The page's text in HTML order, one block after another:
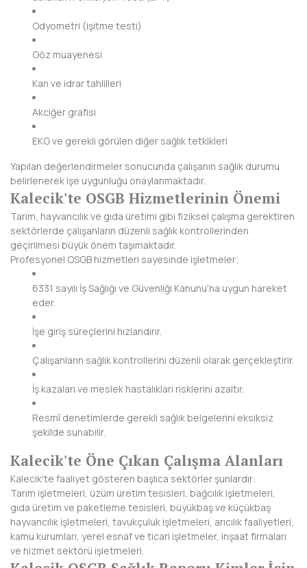
KIRKLARELİ
KIRŞEHİR
KOCAELİ
KONYA
KÜTAHYA
MANİSA
MARDİN
MERSİN
MUĞLA
MUŞ
NEVŞEHİR
NİĞDE
ORDU
OSMANİYE
SAKARYA
SAMSUN
SİİRT
SİNOP
Odyometri (işitme testi)
Göz muayenesi
Kan ve idrar tahlilleri
Akciğer grafisi
EKG ve gerekli görülen diğer sağlık tetkikleri
Yapılan değerlendirmeler sonucunda çalışanın sağlık durumu
belirlenerek işe uygunluğu onaylanmaktadır.
Kalecik'te OSGB Hizmetlerinin Önemi
Tarım, hayvancılık ve gıda üretimi gibi fiziksel çalışma gerektiren
sektörlerde çalışanların düzenli sağlık kontrollerinden
geçirilmesi büyük önem taşımaktadır.
Profesyonel OSGB hizmetleri sayesinde işletmeler;
6331 sayılı İş Sağlığı ve Güvenliği Kanunu'na uygun hareket
eder.
İşe giriş süreçlerini hızlandırır.
Çalışanların sağlık kontrollerini düzenli olarak gerçekleştirir.
İş kazaları ve meslek hastalıkları risklerini azaltır.
Resmî denetimlerde gerekli sağlık belgelerini eksiksiz
şekilde sunabilir.
Kalecik'te Öne Çıkan Çalışma Alanları
Kalecik'te faaliyet gösteren başlıca sektörler şunlardır:
Tarım işletmeleri, üzüm üretim tesisleri, bağcılık işletmeleri,
gıda üretim ve paketleme tesisleri, büyükbaş ve küçükbaş
hayvancılık işletmeleri, tavukçuluk işletmeleri, arıcılık faaliyetleri,
kamu kurumları, yerel esnaf ve ticari işletmeler, inşaat firmaları
ve hizmet sektörü işletmeleri.